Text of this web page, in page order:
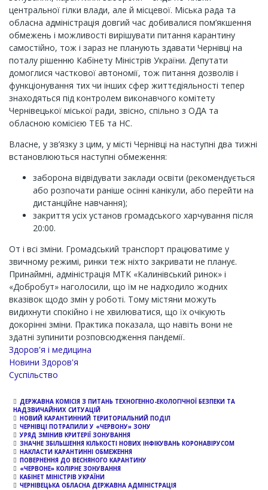
центральної гілки влади, але й місцевої. Міська рада та
обласна адміністрація довгий час добивалися пом’якшення
обмежень і можливості вирішувати питання карантину
самостійно, тож і зараз не планують здавати Чернівці на
поталу рішенню Кабінету Міністрів України. Депутати
домоглися часткової автономії, тож питання дозволів і
функціонування тих чи інших сфер життєдіяльності тепер
знаходяться під контролем виконавчого комітету
Чернівецької міської ради, звісно, спільно з ОДА та
обласною комісією ТЕБ та НС.
Власне, у зв’язку з цим, у місті Чернівці на наступні два тижні
встановлюються наступні обмеження:
заборона відвідувати заклади освіти (рекомендується
або розпочати раніше осінні канікули, або перейти на
дистанційне навчання);
закриття усіх установ громадського харчування після
20:00.
От і всі зміни. Громадський транспорт працюватиме у
звичному режимі, ринки теж ніхто закривати не планує.
Принаймні, адміністрація МТК «Калинівський ринок» і
«Добробут» наголосили, що їм не надходило жодних
вказівок щодо змін у роботі. Тому містяни можуть
видихнути спокійно і не хвилюватися, що їх очікують
докорінні зміни. Практика показала, що навіть вони не
здатні зупинити розповсюдження пандемії.
Здоров'я і медицина
Новини Здоров'я
Суспільство
ДЕРЖАВНА КОМІСІЯ З ПИТАНЬ ТЕХНОГЕННО-ЕКОЛОГІЧНОЇ БЕЗПЕКИ ТА
НАДЗВИЧАЙНИХ СИТУАЦІЙ
НОВИЙ КАРАНТИННИЙ ТЕРИТОРІАЛЬНИЙ ПОДІЛ
ЧЕРНІВЦІ ПОТРАПИЛИ У «ЧЕРВОНУ» ЗОНУ
УРЯД ЗМІНИВ КРИТЕРІЇ ЗОНУВАННЯ
ЗНАЧНЕ ЗБІЛЬШЕННЯ КІЛЬКОСТІ НОВИХ ІНФІКУВАНЬ КОРОНАВІРУСОМ
НАКЛАСТИ КАРАНТИННІ ОБМЕЖЕННЯ
ПОВЕРНЕННЯ ДО ВЕСНЯНОГО КАРАНТИНУ
«ЧЕРВОНЕ» КОЛІРНЕ ЗОНУВАННЯ
КАБІНЕТ МІНІСТРІВ УКРАЇНИ
ЧЕРНІВЕЦЬКА ОБЛАСНА ДЕРЖАВНА АДМІНІСТРАЦІЯ